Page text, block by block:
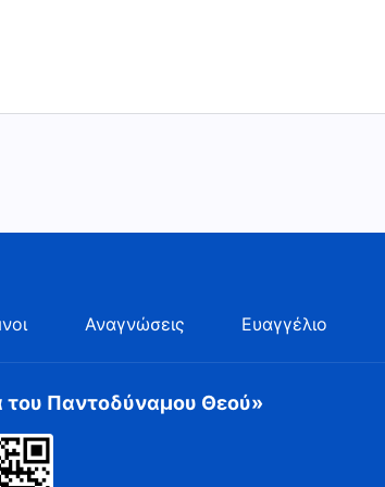
Αναγνώσεις Ευαγγέλιο
του Παντοδύναμου Θεού»